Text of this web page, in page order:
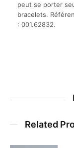
peut se porter
bracelets.
: 001.62832.
Related